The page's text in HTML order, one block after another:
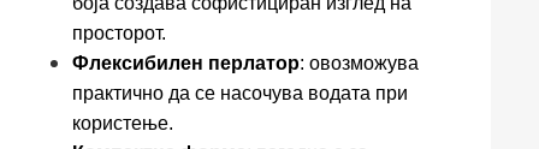
просторот.
Флексибилен перлатор: овозможува
практично да се насочува водата при
користење.